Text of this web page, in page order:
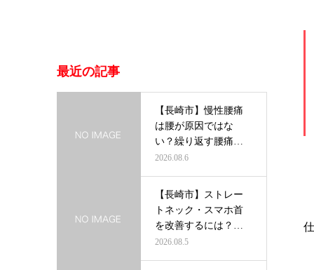
最近の記事
【長崎市】慢性腰痛
は腰が原因ではな
い？繰り返す腰痛を
根本から改善す…
2026.08.6
【長崎市】ストレー
トネック・スマホ首
を改善するには？首
だけを治療し…
2026.08.5